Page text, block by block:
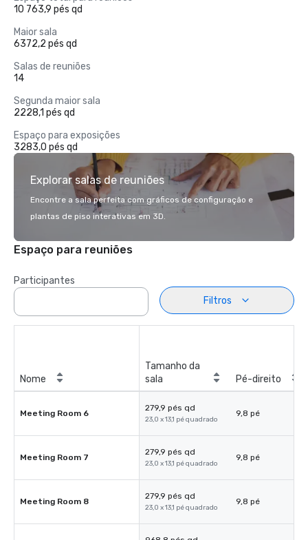
10 763,9 pés qd
Maior sala
6372,2 pés qd
Salas de reuniões
14
Segunda maior sala
2228,1 pés qd
Espaço para exposições
3283,0 pés qd
Explorar salas de reuniões
Encontre a sala perfeita com gráficos de configuração e
plantas de piso interativas em 3D.
Espaço para reuniões
Participantes
Filtros
Nome
Tamanho da
sala
Pé-direito
Meeting Room 6
279,9 pés qd
23,0 x 13,1 pé quadrado
9,8 pé
Meeting Room 7
279,9 pés qd
23,0 x 13,1 pé quadrado
9,8 pé
Meeting Room 8
279,9 pés qd
23,0 x 13,1 pé quadrado
9,8 pé